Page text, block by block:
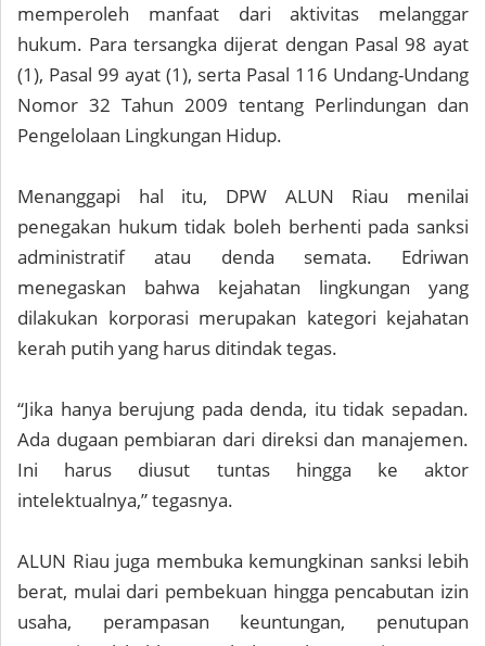
memperoleh manfaat dari aktivitas melanggar
hukum. Para tersangka dijerat dengan Pasal 98 ayat
(1), Pasal 99 ayat (1), serta Pasal 116 Undang-Undang
Nomor 32 Tahun 2009 tentang Perlindungan dan
Pengelolaan Lingkungan Hidup.
Menanggapi hal itu, DPW ALUN Riau menilai
penegakan hukum tidak boleh berhenti pada sanksi
administratif atau denda semata. Edriwan
menegaskan bahwa kejahatan lingkungan yang
dilakukan korporasi merupakan kategori kejahatan
kerah putih yang harus ditindak tegas.
“Jika hanya berujung pada denda, itu tidak sepadan.
Ada dugaan pembiaran dari direksi dan manajemen.
Ini harus diusut tuntas hingga ke aktor
intelektualnya,” tegasnya.
ALUN Riau juga membuka kemungkinan sanksi lebih
berat, mulai dari pembekuan hingga pencabutan izin
usaha, perampasan keuntungan, penutupan